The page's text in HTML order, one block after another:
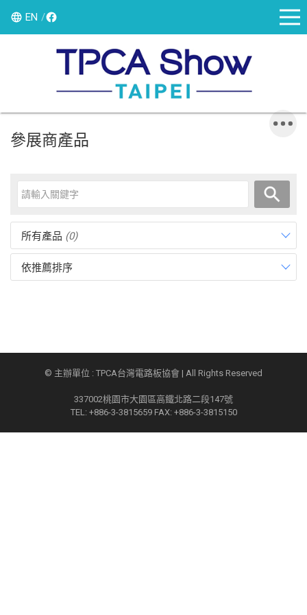
EN
參展商產品
所有產品 (0)
依推薦排序
© 主辦單位 : TPCA台灣電路板協會 | All Rights Reserved
337002桃園市大園區高鐵北路二段147號
TEL: +886-3-3815659 FAX: +886-3-3815150